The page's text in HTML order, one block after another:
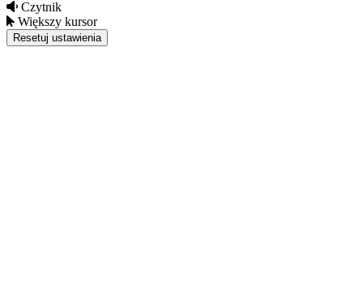
Czytnik
Większy kursor
Resetuj ustawienia